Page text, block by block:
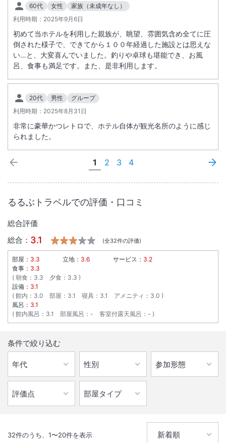
60代 女性
家族（未成年なし）
利用時期： 2025年9月6日
初めて当ホテルを利用した親族が、眺望、雰囲気含め全てに圧
倒された様子で、できてから１００年経過した施設とは思えな
い…と、大変喜んでいました。釣りや卓球も堪能でき、お風
呂、食事も満足です。また、是非利用します。
20代 男性
グループ
利用時期： 2025年8月31日
非常に豪華かつレトロで、ホテル自体が観光名所のように感じ
られました。
1 2 3 4
るるぶトラベルでの評価・口コミ
総合評価
総合： 3.1 (全32件の評価)
部屋： 3.3 立地： 3.6 サービス： 3.2
食事： 3.3
朝食 ： 3.3 夕食 ： 3.3
設備： 3.1
館内 ： 3.0 部屋 ： 3.1 寝具 ： 3.1 アメニティ ： 3.0
風呂： 3.1
館内風呂 ： 3.1 部屋風呂 ： - 客室付露天風呂 ： -
条件で絞り込む
32件のうち、 1〜20件を表示